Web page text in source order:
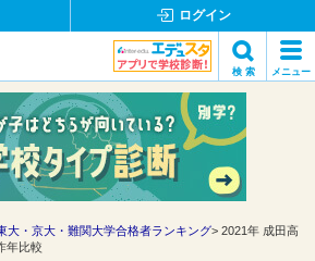
ログイン
検 索 メニュー
検索
大・京大・難関大学合格者ランキング
2021年 成田高
年比較